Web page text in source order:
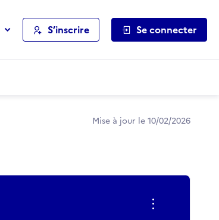
S’inscrire Se connecter
Mise à jour le 10/02/2026